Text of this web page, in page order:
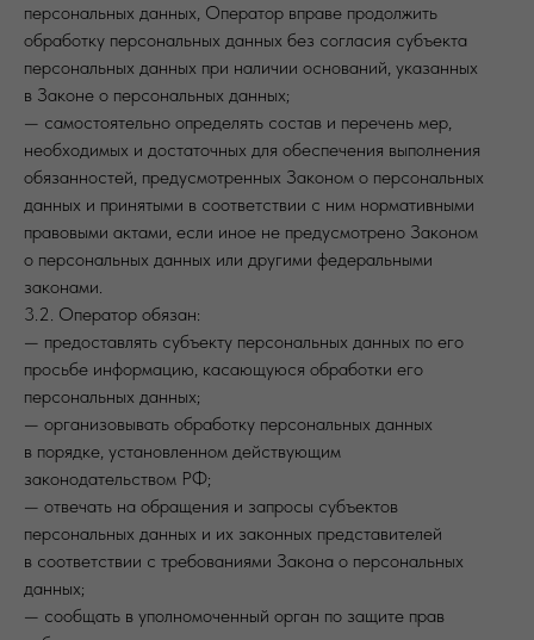
персональных данных, Оператор вправе продолжить
обработку персональных данных без согласия субъекта
персональных данных при наличии оснований, указанных
в Законе о персональных данных;
— самостоятельно определять состав и перечень мер,
необходимых и достаточных для обеспечения выполнения
обязанностей, предусмотренных Законом о персональных
данных и принятыми в соответствии с ним нормативными
правовыми актами, если иное не предусмотрено Законом
о персональных данных или другими федеральными
законами.
3.2. Оператор обязан:
— предоставлять субъекту персональных данных по его
просьбе информацию, касающуюся обработки его
персональных данных;
— организовывать обработку персональных данных
в порядке, установленном действующим
законодательством РФ;
— отвечать на обращения и запросы субъектов
персональных данных и их законных представителей
в соответствии с требованиями Закона о персональных
данных;
— сообщать в уполномоченный орган по защите прав